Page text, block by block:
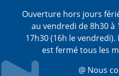
Ouverture hors jours
au vendredi de 8h30 à
17h30 (16h le
est fermé tous les
@ Nous